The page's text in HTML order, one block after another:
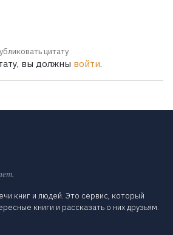
цитату
вы должны войти.
книг и людей. Это сервис, который
книги и рассказать о них друзьям.